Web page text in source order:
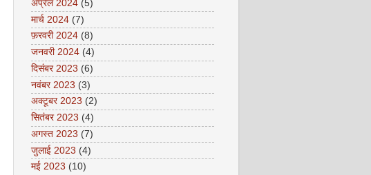
अप्रैल 2024 (5)
मार्च 2024 (7)
फ़रवरी 2024 (8)
जनवरी 2024 (4)
दिसंबर 2023 (6)
नवंबर 2023 (3)
अक्टूबर 2023 (2)
सितंबर 2023 (4)
अगस्त 2023 (7)
जुलाई 2023 (4)
मई 2023 (10)